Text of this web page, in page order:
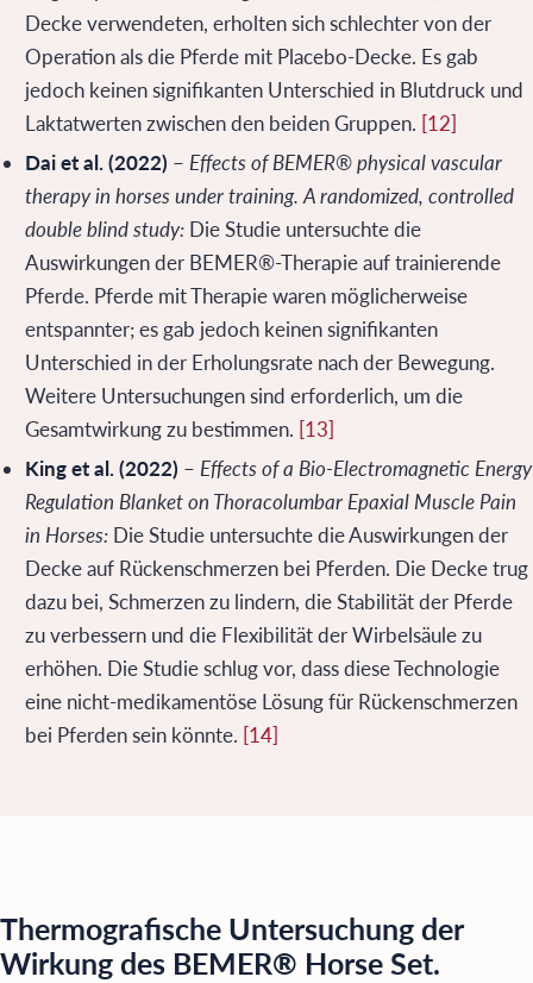
Decke verwendeten, erholten sich schlechter von der
Operation als die Pferde mit Placebo-Decke. Es gab
jedoch keinen signifikanten Unterschied in Blutdruck und
Laktatwerten zwischen den beiden Gruppen. [12]
Dai et al. (2022) – Effects of BEMER® physical vascular
therapy in horses under training. A randomized, controlled
double blind study:Die Studie untersuchte die
Auswirkungen der BEMER®-Therapie auf trainierende
Pferde. Pferde mit Therapie waren möglicherweise
entspannter; es gab jedoch keinen signifikanten
Unterschied in der Erholungsrate nach der Bewegung.
Weitere Untersuchungen sind erforderlich, um die
Gesamtwirkung zu bestimmen. [13]
King et al. (2022) – Effects of a Bio-Electromagnetic Energy
Regulation Blanket on Thoracolumbar Epaxial Muscle Pain
in Horses:Die Studie untersuchte die Auswirkungen der
Decke auf Rückenschmerzen bei Pferden. Die Decke trug
dazu bei, Schmerzen zu lindern, die Stabilität der Pferde
zu verbessern und die Flexibilität der Wirbelsäule zu
erhöhen. Die Studie schlug vor, dass diese Technologie
eine nicht-medikamentöse Lösung für Rückenschmerzen
bei Pferden sein könnte. [14]
Thermografische Untersuchung der
Wirkung des BEMER® Horse Set.